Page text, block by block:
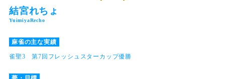
結宮れちょ
麻雀の主な実績
雀聖3 第7回フレッシュスターカップ優勝